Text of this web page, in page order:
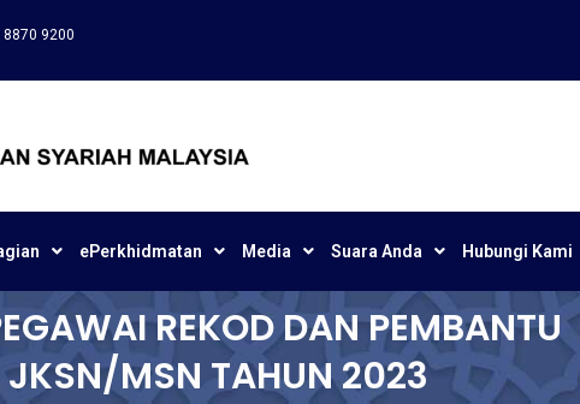
8870 9200
ePerkhidmatan Media Suara Anda Hubungi Kami
REKOD DAN PEMBANTU
JKSN/MSN TAHUN 2023